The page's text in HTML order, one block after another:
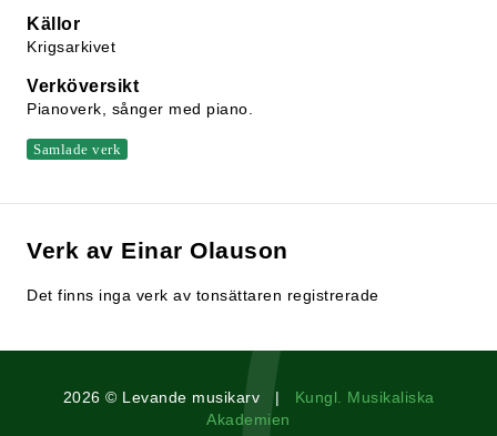
Källor
Krigsarkivet
Verköversikt
Pianoverk, sånger med piano.
Samlade verk
Verk av Einar Olauson
Det finns inga verk av tonsättaren registrerade
2026 © Levande musikarv | Kungl. Musikaliska
Akademien